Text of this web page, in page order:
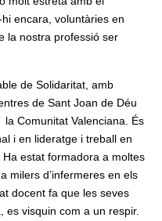
encara, voluntàries en
la nostra professió ser
de Solidaritat, amb
de Sant Joan de Déu
Comunitat Valenciana. És
i en lideratge i treball en
estat formadora a moltes
milers d’infermeres en els
docent fa que les seves
es visquin com a un respir.